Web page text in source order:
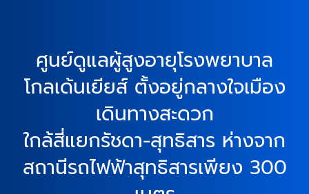
ศูนย์ดูแลผู้สูงอายุโรงพยาบาล
โกลเด้นเยียส์ ตั้งอยู่กลางใจเมือง
เดินทางสะดวก
ใกล้สี่แยกรัชดา-สุทธิสาร ห่างจาก
สถานีรถไฟฟ้าสุทธิสารเพียง 300